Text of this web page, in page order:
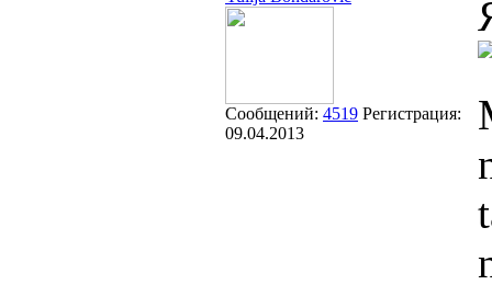
Сообщений: 4519 Регистрация:
09.04.2013